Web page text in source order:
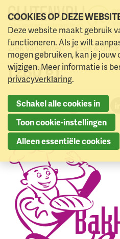
Naar menu Naar hoofdinhoud
Ziek van gluten Eten &
CROSSED GRAIN KEURMERK
Witte Bollen
(280 g)
Deel dit artikel:
FacebookTwitter
COOKIES OP DEZE
Deze website maakt gebruik
functioneren. Als je wilt
mogen gebruiken, kan je
wijzigen. Meer informatie is
privacyverklaring.
Schakel alle cookies in
Toon cookie-instellingen
Alleen essentiële cookies